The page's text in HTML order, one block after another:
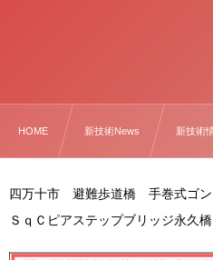
HOME 新技術News 新技術
四万十市 避難歩道橋 手巻式ゴ
ＳｑＣピアステップブリッジ永久